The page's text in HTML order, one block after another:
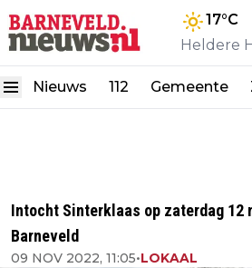
17°C
Heldere
Nieuws 112 Gemeente
Intocht Sinterklaas op zaterdag 12
Barneveld
09 NOV 2022, 11:05•LOKAAL